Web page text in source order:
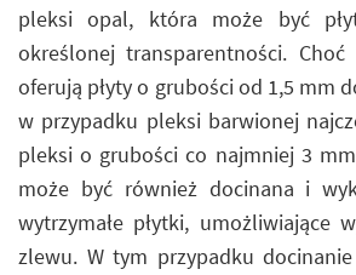
pleksi opal, która może być
określonej transparentności.
oferują płyty o grubości od 1,5 mm
w przypadku pleksi barwionej
pleksi o grubości co najmniej 3
może być również docinana i
wytrzymałe płytki, umożliwiające
zlewu. W tym przypadku